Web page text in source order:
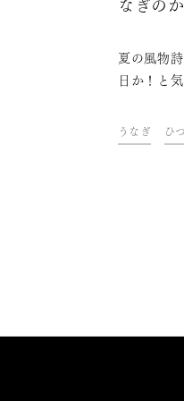
なぎの
夏の風物
日か！と
味しく楽
単アレン
うなぎ ひ